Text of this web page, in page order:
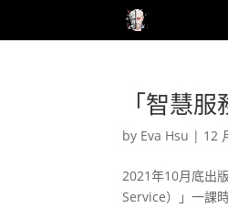
「智慧
by Eva Hsu | 12
2021年10月底出
Service）」一課